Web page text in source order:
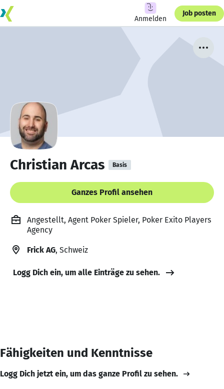
Anmelden
Job posten
Christian Arcas Basis
Ganzes Profil ansehen
Angestellt, Agent Poker Spieler, Poker Exito Players
Agency
Frick AG, Schweiz
Logg Dich ein, um alle Einträge zu sehen.
Fähigkeiten und Kenntnisse
Logg Dich jetzt ein, um das ganze Profil zu sehen.